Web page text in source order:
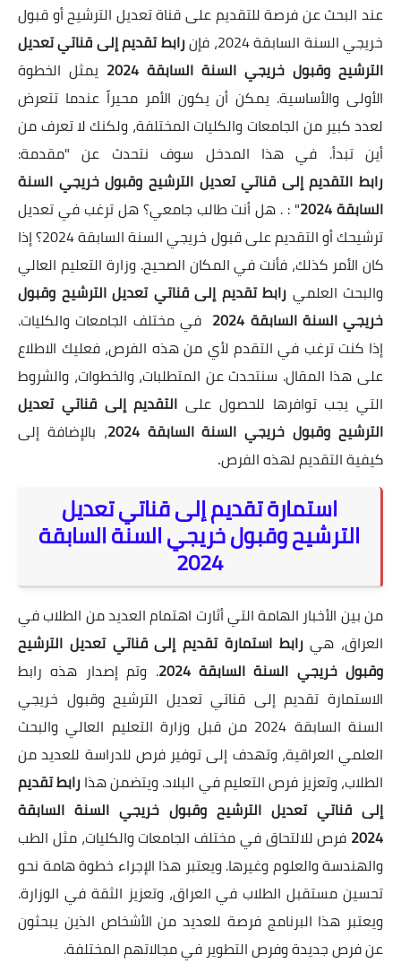
عند البحث عن فرصة للتقديم على قناة تعديل الترشيح أو قبول
خريجي السنة السابقة 2024، فإن
رابط تقديم إلى قناتي تعديل
الترشيح وقبول خريجي السنة السابقة 2024
يمثل الخطوة
الأولى والأساسية. يمكن أن يكون الأمر محيراً عندما تتعرض
لعدد كبير من الجامعات والكليات المختلفة، ولكنك لا تعرف من
أين تبدأ. في هذا المدخل سوف نتحدث عن "مقدمة:
رابط التقديم إلى قناتي تعديل الترشيح وقبول خريجي السنة
السابقة 2024
" : . هل أنت طالب جامعي؟ هل ترغب في تعديل
ترشيحك أو التقديم على قبول خريجي السنة السابقة 2024؟ إذا
كان الأمر كذلك، فأنت في المكان الصحيح. وزارة التعليم العالي
والبحث العلمي رابط تقديم إلى قناتي تعديل الترشيح وقبول
خريجي السنة السابقة 2024
في مختلف الجامعات والكليات.
إذا كنت ترغب في التقدم لأي من هذه الفرص، فعليك الاطلاع
على هذا المقال. سنتحدث عن المتطلبات، والخطوات، والشروط
التي يجب توافرها للحصول على التقديم إلى قناتي تعديل
الترشيح وقبول خريجي السنة السابقة 2024
، بالإضافة إلى
كيفية التقديم لهذه الفرص.
استمارة تقديم إلى قناتي تعديل
الترشيح وقبول خريجي السنة السابقة
2024
من بين الأخبار الهامة التي أثارت اهتمام العديد من الطلاب في
العراق، هيرابط استمارة تقديم إلى قناتي تعديل الترشيح
وقبول خريجي السنة السابقة 2024
. وتم إصدار هذه رابط
الاستمارة تقديم إلى قناتي تعديل الترشيح وقبول خريجي
السنة السابقة 2024 من قبل وزارة التعليم العالي والبحث
العلمي العراقية، وتهدف إلى توفير فرص للدراسة للعديد من
الطلاب، وتعزيز فرص التعليم في البلاد. ويتضمن هذارابط تقديم
إلى قناتي تعديل الترشيح وقبول خريجي السنة السابقة
2024 فرص للالتحاق في مختلف الجامعات والكليات، مثل الطب
والهندسة والعلوم وغيرها. ويعتبر هذا الإجراء خطوة هامة نحو
تحسين مستقبل الطلاب في العراق، وتعزيز الثقة في الوزارة.
ويعتبر هذا البرنامج فرصة للعديد من الأشخاص الذين يبحثون
عن فرص جديدة وفرص التطوير في مجالاتهم المختلفة.